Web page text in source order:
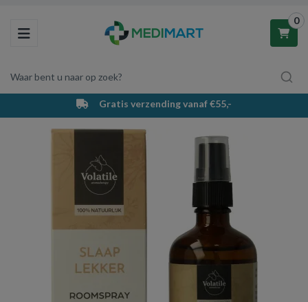
Toggle navigation
Waar bent u naar op zoek?
0
Winkelwagen
Uw winkelwagen is leeg.
Vul hem met producten.
Gratis verzending vanaf €55,-